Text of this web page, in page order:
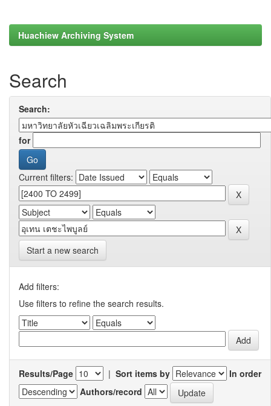
Huachiew Archiving System
Search
Search:
for
Current filters:
Start a new search
Add filters:
Use filters to refine the search results.
Results/Page | Sort items by
In order
Authors/record